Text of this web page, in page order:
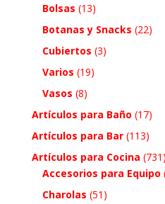
Bolsas (13)
Botanas y Snacks (22)
Cubiertos (3)
Varios (19)
Vasos (8)
Artículos para Baño (17)
Artículos para Bar (113)
Artículos para Cocina (731)
Accesorios para Equipo
Charolas (51)